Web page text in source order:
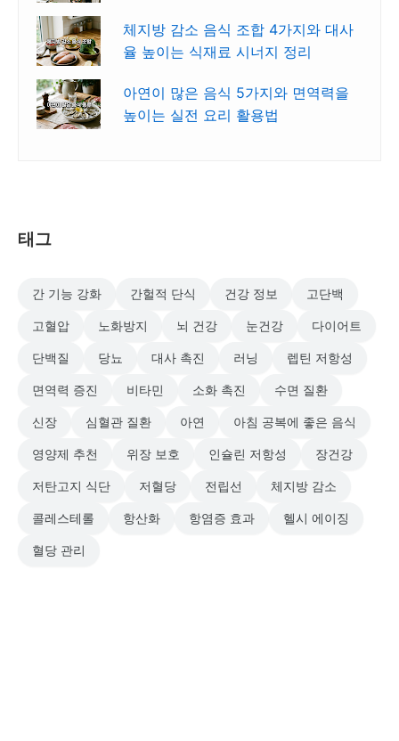
체지방 감소 음식 조합 4가지와 대사
율 높이는 식재료 시너지 정리
아연이 많은 음식 5가지와 면역력을
높이는 실전 요리 활용법
태그
간 기능 강화 간헐적 단식 건강 정보 고단백
고혈압 노화방지 뇌 건강 눈건강 다이어트
단백질 당뇨 대사 촉진 러닝 렙틴 저항성
면역력 증진 비타민 소화 촉진 수면 질환
신장 심혈관 질환 아연 아침 공복에 좋은 음식
영양제 추천 위장 보호 인슐린 저항성 장건강
저탄고지 식단 저혈당 전립선 체지방 감소
콜레스테롤 항산화 항염증 효과 헬시 에이징
혈당 관리